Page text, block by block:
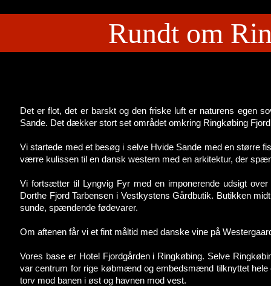
Rundt om
Det er flot, det er barskt og den friske luft er naturens egen
Sande. Det dækker stort set området omkring Ringkøbing
Vi startede med et besøg i selve Hvide Sande med en større
værre kulissen til en dansk western med en arkitektur, der
Vi fortsætter til Lyngvig Fyr med en imponerende udsigt
Dorthe Fjord Tarbensen i Vestkystens Gårdbutik. Butikken
sunde, spændende fødevarer.
Om aftenen får vi et fint måltid med danske vine på
Vores base er Hotel Fjordgården i Ringkøbing. Selve
var centrum for rige købmænd og embedsmænd tilknyttet
torv mod banen i øst og havnen mod vest.